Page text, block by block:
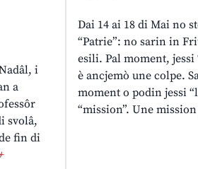
i
a
svolâ,
fin di
Dai 14 ai 18 di Mai no
“Patrie”: no sarin in
esili. Pal moment,
è ancjemò une colpe.
moment o podin jessi
“mission”. Une